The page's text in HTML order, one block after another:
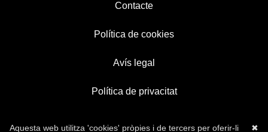
Contacte
Política de cookies
Avís legal
Política de privacitat
✖
Aquesta web utilitza 'cookies' pròpies i de tercers per oferir-li